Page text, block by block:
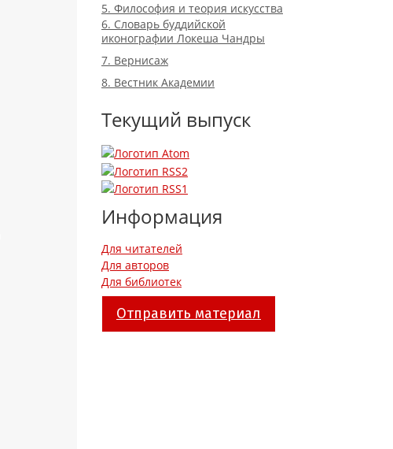
5. Философия и теория искусства
6. Словарь буддийской
иконографии Локеша Чандры
7. Вернисаж
8. Вестник Академии
Текущий выпуск
Информация
Для читателей
Для авторов
Для библиотек
Отправить материал